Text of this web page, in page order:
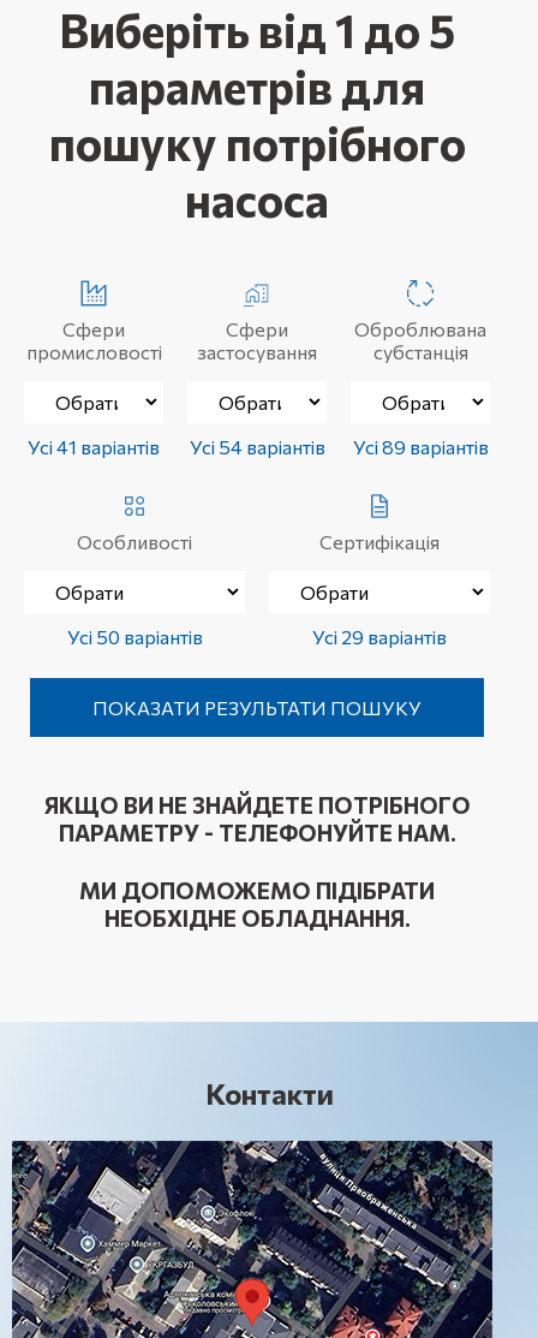
Виберіть від 1 до 5
параметрів для
пошуку потрібного
насоса
Сфери
промисловості
Усі 41 варіантів
Сфери
застосування
Усі 54 варіантів
Оброблювана
субстанція
Усі 89 варіантів
Особливості
Усі 50 варіантів
Сертифікація
Усі 29 варіантів
ЯКЩО ВИ НЕ ЗНАЙДЕТЕ ПОТРІБНОГО
ПАРАМЕТРУ - ТЕЛЕФОНУЙТЕ НАМ.
МИ ДОПОМОЖЕМО ПІДІБРАТИ
НЕОБХІДНЕ ОБЛАДНАННЯ.
Контакти